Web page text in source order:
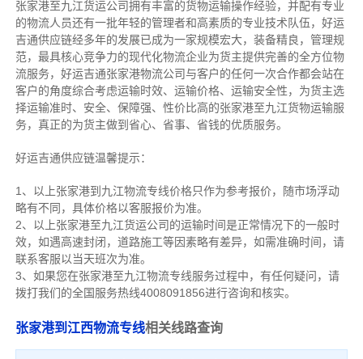
张家港至九江货运公司拥有丰富的货物运输操作经验，并配有专业
的物流人员还有一批年轻的管理者和高素质的专业技术队伍，好运
吉通供应链经多年的发展已成为一家规模宏大，装备精良，管理规
范，最具核心竞争力的现代化物流企业为货主提供完善的全方位物
流服务，好运吉通张家港物流公司与客户的任何一次合作都会站在
客户的角度综合考虑运输时效、运输价格、运输安全性，为货主选
择运输准时、安全、保障强、性价比高的张家港至九江货物运输服
务，真正的为货主做到省心、省事、省钱的优质服务。
好运吉通供应链温馨提示：
1、以上张家港到九江物流专线价格只作为参考报价，随市场浮动
略有不同，具体价格以客服报价为准。
2、以上张家港至九江货运公司的运输时间是正常情况下的一般时
效，如遇高速封闭，道路施工等因素略有差异，如需准确时间，请
联系客服以当天班次为准。
3、如果您在张家港至九江物流专线服务过程中，有任何疑问，请
拨打我们的全国服务热线4008091856进行咨询和核实。
张家港到江西物流专线相关线路查询